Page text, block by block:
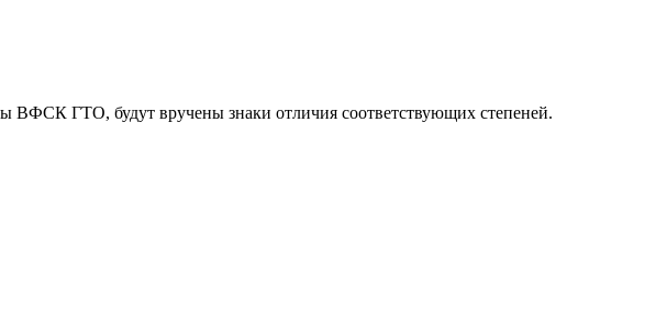
ВФСК ГТО, будут вручены знаки отличия соответствующих степеней.